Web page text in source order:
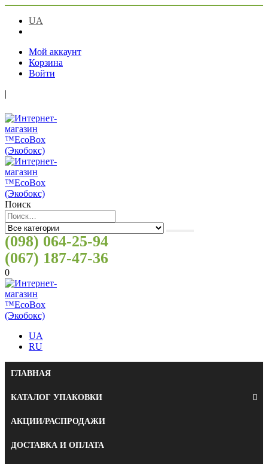
UA
Мой аккаунт
Корзина
Войти
|
Поиск
(098) 064-25-94
(067) 187-47-36
0
UA
RU
ГЛАВНАЯ
КАТАЛОГ УПАКОВКИ
АКЦИИ/РАСПРОДАЖИ
ДОСТАВКА И ОПЛАТА